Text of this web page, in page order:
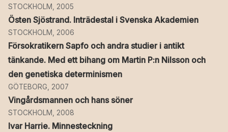
STOCKHOLM, 2005
Östen Sjöstrand. Inträdestal i Svenska Akademien
STOCKHOLM, 2006
Försokratikern Sapfo och andra studier i antikt
tänkande. Med ett bihang om Martin P:n Nilsson och
den genetiska determinismen
GÖTEBORG, 2007
Vingårdsmannen och hans söner
STOCKHOLM, 2008
Ivar Harrie. Minnesteckning